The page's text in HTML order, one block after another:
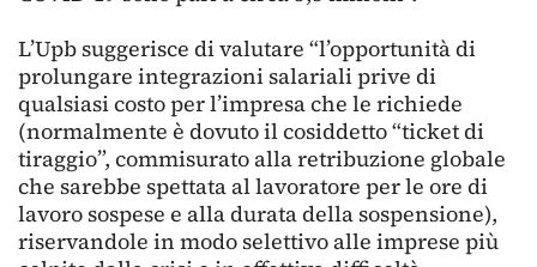
L’Upb suggerisce di valutare “l’opportunità di
prolungare integrazioni salariali prive di
qualsiasi costo per l’impresa che le richiede
(normalmente è dovuto il cosiddetto “ticket di
tiraggio”, commisurato alla retribuzione globale
che sarebbe spettata al lavoratore per le ore di
lavoro sospese e alla durata della sospensione),
riservandole in modo selettivo alle imprese più